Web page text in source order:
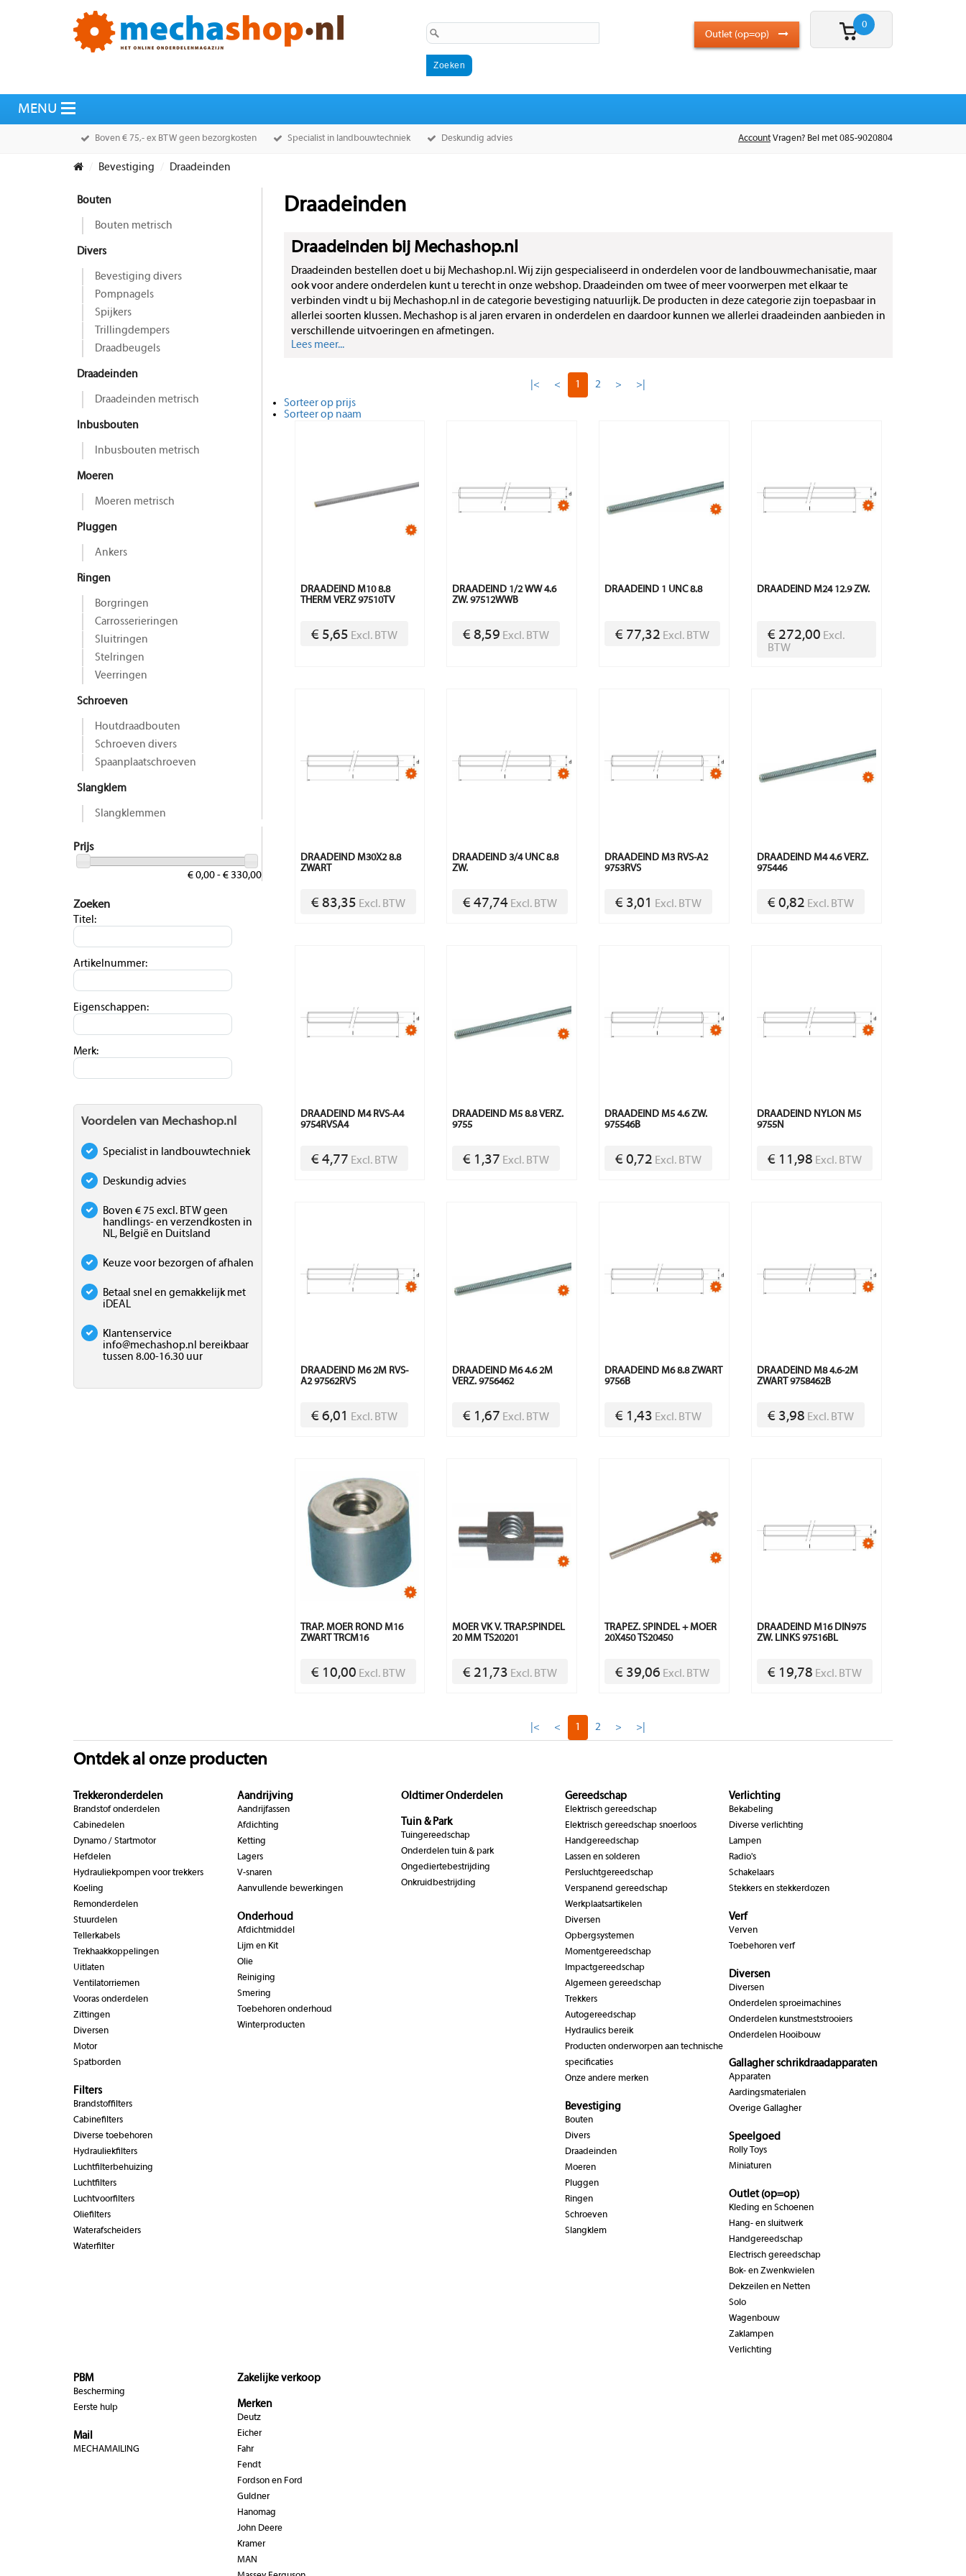
0
Outlet (op=op)
Boven € 75,- ex BTW geen bezorgkosten Specialist in landbouwtechniek Deskundig advies Account Vragen? Bel met 085-9020804
Bevestiging Draadeinden
Bouten
Bouten metrisch
Divers
Bevestiging divers
Pompnagels
Spijkers
Trillingdempers
Draadbeugels
Draadeinden
Draadeinden metrisch
Inbusbouten
Inbusbouten metrisch
Moeren
Moeren metrisch
Pluggen
Ankers
Ringen
Borgringen
Carrosserieringen
Sluitringen
Stelringen
Veerringen
Schroeven
Houtdraadbouten
Schroeven divers
Spaanplaatschroeven
Slangklem
Slangklemmen
Prijs
€ 0,00 - € 330,00
Zoeken
Titel:
Artikelnummer:
Eigenschappen:
Merk:
Voordelen van Mechashop.nl
Specialist in landbouwtechniek
Deskundig advies
Boven € 75 excl. BTW geen
handlings- en verzendkosten in
NL, België en Duitsland
Keuze voor bezorgen of afhalen
Betaal snel en gemakkelijk met
iDEAL
Klantenservice
info@mechashop.nl
bereikbaar
tussen 8.00-16.30 uur
Draadeinden
Draadeinden bij Mechashop.nl
Draadeinden bestellen doet u bij Mechashop.nl. Wij zijn gespecialiseerd in onderdelen voor de landbouwmechanisatie, maar
ook voor andere onderdelen kunt u terecht in onze webshop. Draadeinden om twee of meer voorwerpen met elkaar te
verbinden vindt u bij Mechashop.nl in de categorie bevestiging natuurlijk. De producten in deze categorie zijn toepasbaar in
allerlei soorten klussen. Mechashop is al jaren ervaren in onderdelen en daardoor kunnen we allerlei draadeinden aanbieden in
verschillende uitvoeringen en afmetingen.
Lees meer...
|< < 1 2 >
>|
Sorteer op prijs
Sorteer op naam
DRAADEIND M10 8.8
THERM VERZ 97510TV
€ 5,65 Excl. BTW
DRAADEIND 1/2 WW 4.6
ZW. 97512WWB
€ 8,59 Excl. BTW
DRAADEIND 1 UNC 8.8
€ 77,32 Excl. BTW
DRAADEIND M24 12.9 ZW.
€ 272,00 Excl.
BTW
DRAADEIND M30X2 8.8
ZWART
€ 83,35 Excl. BTW
DRAADEIND 3/4 UNC 8.8
ZW.
€ 47,74 Excl. BTW
DRAADEIND M3 RVS-A2
9753RVS
€ 3,01 Excl. BTW
DRAADEIND M4 4.6 VERZ.
975446
€ 0,82 Excl. BTW
DRAADEIND M4 RVS-A4
9754RVSA4
€ 4,77 Excl. BTW
DRAADEIND M5 8.8 VERZ.
9755
€ 1,37 Excl. BTW
DRAADEIND M5 4.6 ZW.
975546B
€ 0,72 Excl. BTW
DRAADEIND NYLON M5
9755N
€ 11,98 Excl. BTW
DRAADEIND M6 2M RVS-
A2 97562RVS
€ 6,01 Excl. BTW
DRAADEIND M6 4.6 2M
VERZ. 9756462
€ 1,67 Excl. BTW
DRAADEIND M6 8.8 ZWART
9756B
€ 1,43 Excl. BTW
DRAADEIND M8 4.6-2M
ZWART 9758462B
€ 3,98 Excl. BTW
TRAP. MOER ROND M16
ZWART TRCM16
€ 10,00 Excl. BTW
MOER VK V. TRAP.SPINDEL
20 MM TS20201
€ 21,73 Excl. BTW
TRAPEZ. SPINDEL + MOER
20X450 TS20450
€ 39,06 Excl. BTW
DRAADEIND M16 DIN975
ZW. LINKS 97516BL
€ 19,78 Excl. BTW
|< < 1 2 > >|
Ontdek al onze producten
Trekkeronderdelen
Brandstof onderdelen
Cabinedelen
Dynamo / Startmotor
Hefdelen
Hydrauliekpompen voor trekkers
Koeling
Remonderdelen
Stuurdelen
Tellerkabels
Trekhaakkoppelingen
Uitlaten
Ventilatorriemen
Vooras onderdelen
Zittingen
Diversen
Motor
Spatborden
Filters
Brandstoffilters
Cabinefilters
Diverse toebehoren
Hydrauliekfilters
Luchtfilterbehuizing
Luchtfilters
Luchtvoorfilters
Oliefilters
Waterafscheiders
Waterfilter
Aandrijving
Aandrijfassen
Afdichting
Ketting
Lagers
V-snaren
Aanvullende bewerkingen
Onderhoud
Afdichtmiddel
Lijm en Kit
Olie
Reiniging
Smering
Toebehoren onderhoud
Winterproducten
Oldtimer Onderdelen
Tuin & Park
Tuingereedschap
Onderdelen tuin & park
Ongediertebestrijding
Onkruidbestrijding
Gereedschap
Elektrisch gereedschap
Elektrisch gereedschap snoerloos
Handgereedschap
Lassen en solderen
Persluchtgereedschap
Verspanend gereedschap
Werkplaatsartikelen
Diversen
Opbergsystemen
Momentgereedschap
Impactgereedschap
Algemeen gereedschap
Trekkers
Autogereedschap
Hydraulics bereik
Producten onderworpen aan technische
specificaties
Onze andere merken
Bevestiging
Bouten
Divers
Draadeinden
Moeren
Pluggen
Ringen
Schroeven
Slangklem
Verlichting
Bekabeling
Diverse verlichting
Lampen
Radio's
Schakelaars
Stekkers en stekkerdozen
Verf
Verven
Toebehoren verf
Diversen
Diversen
Onderdelen sproeimachines
Onderdelen kunstmeststrooiers
Onderdelen Hooibouw
Gallagher schrikdraadapparaten
Apparaten
Aardingsmaterialen
Overige Gallagher
Speelgoed
Rolly Toys
Miniaturen
Outlet (op=op)
Kleding en Schoenen
Hang- en sluitwerk
Handgereedschap
Electrisch gereedschap
Bok- en Zwenkwielen
Dekzeilen en Netten
Solo
Wagenbouw
Zaklampen
Verlichting
PBM
Bescherming
Eerste hulp
Mail
MECHAMAILING
Zakelijke verkoop
Merken
Deutz
Eicher
Fahr
Fendt
Fordson en Ford
Guldner
Hanomag
John Deere
Kramer
MAN